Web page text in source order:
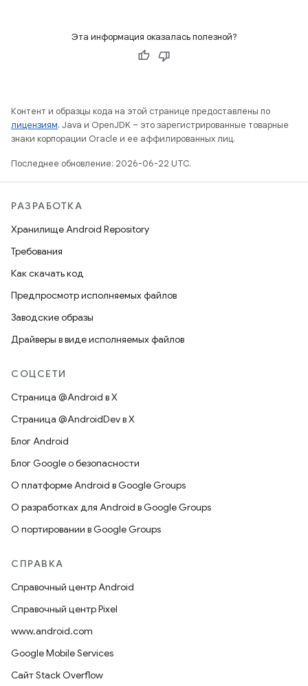
Эта информация оказалась полезной?
Контент и образцы кода на этой странице предоставлены по
лицензиям. Java и OpenJDK – это зарегистрированные товарные
знаки корпорации Oracle и ее аффилированных лиц.
Последнее обновление: 2026-06-22 UTC.
РАЗРАБОТКА
Хранилище Android Repository
Требования
Как скачать код
Предпросмотр исполняемых файлов
Заводские образы
Драйверы в виде исполняемых файлов
СОЦСЕТИ
Страница @Android в X
Страница @AndroidDev в X
Блог Android
Блог Google о безопасности
О платформе Android в Google Groups
О разработках для Android в Google Groups
О портировании в Google Groups
СПРАВКА
Справочный центр Android
Справочный центр Pixel
www.android.com
Google Mobile Services
Сайт Stack Overflow